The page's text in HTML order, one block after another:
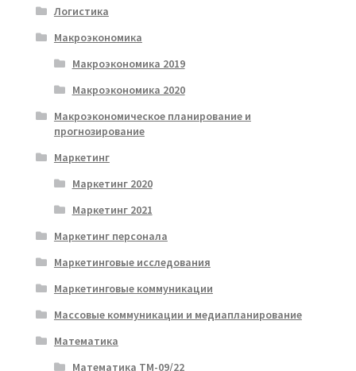
Логистика
Макроэкономика
Макроэкономика 2019
Макроэкономика 2020
Макроэкономическое планирование и
прогнозирование
Маркетинг
Маркетинг 2020
Маркетинг 2021
Маркетинг персонала
Маркетинговые исследования
Маркетинговые коммуникации
Массовые коммуникации и медиапланирование
Математика
Математика ТМ-09/22